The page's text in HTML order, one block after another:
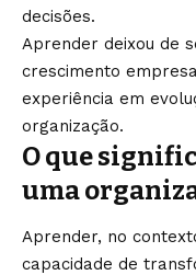
decisões.
Aprender deixou de
crescimento
experiência em
organização.
O que
uma
Aprender, no
capacidade de